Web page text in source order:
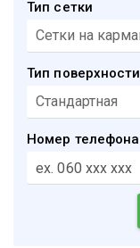
Тип сетки
Тип поверхности
Номер телефона